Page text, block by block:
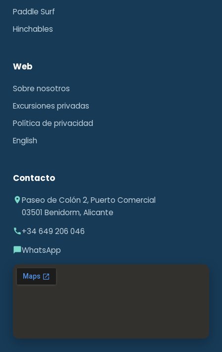
Paddle Surf
Hinchables
Web
Sobre nosotros
Excursiones privadas
Política de privacidad
English
Contacto
Paseo de Colón 2, Puerto Comercial
03501 Benidorm, Alicante
+34 649 206 046
WhatsApp